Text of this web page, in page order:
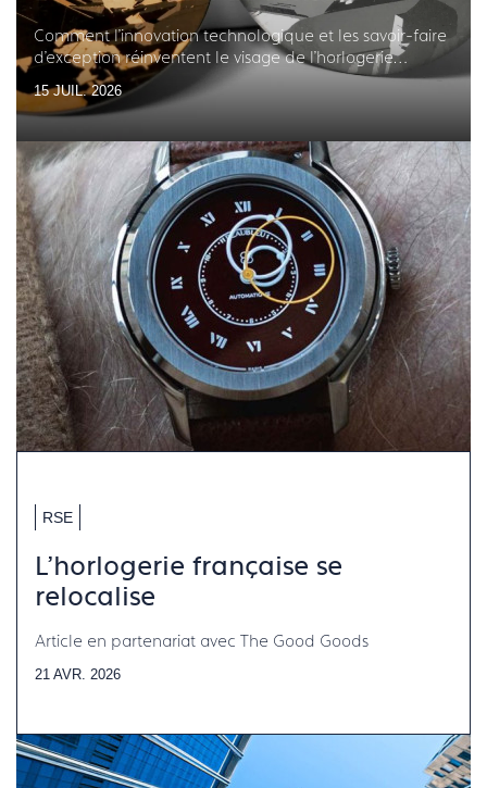
Comment l'innovation technologique et les savoir-faire
d'exception réinventent le visage de l'horlogerie
française
15 JUIL. 2026
RSE
L'horlogerie française se
relocalise
Article en partenariat avec The Good Goods
21 AVR. 2026